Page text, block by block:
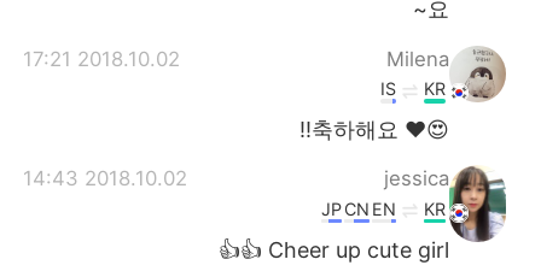
요~
Milena
2018.10.02 17:21
KR
IS
😍❤ 축하해요!!
jessica
2018.10.02 14:43
KR
EN
CN
JP
Cheer up cute girl 👍👍